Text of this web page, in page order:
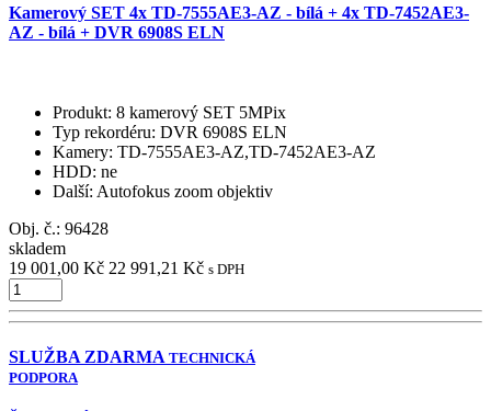
Kamerový SET 4x TD-7555AE3-AZ - bílá + 4x TD-7452AE3-
AZ - bílá + DVR 6908S ELN
Produkt: 8 kamerový SET 5MPix
Typ rekordéru: DVR 6908S ELN
Kamery: TD-7555AE3-AZ,TD-7452AE3-AZ
HDD: ne
Další: Autofokus zoom objektiv
Obj. č.: 96428
skladem
19 001,00 Kč 22 991,21 Kč s DPH
SLUŽBA ZDARMA TECHNICKÁ
PODPORA